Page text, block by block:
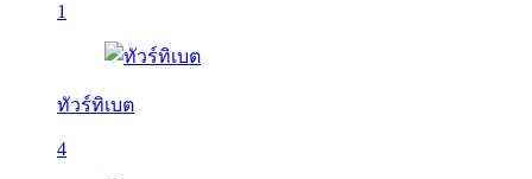
1
ทัวร์ทิเบต
4